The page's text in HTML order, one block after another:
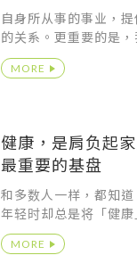
自身所从事的事业，
的关系。更重要的是
业，先有健康，才能身
MORE
健康，是肩负起
最重要的基盘
和多数人一样，都知道
年轻时却总是将「健
面，随着年龄的增长，
但日夜忙着，也忘记自
MORE